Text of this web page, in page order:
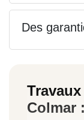
Des
Colmar